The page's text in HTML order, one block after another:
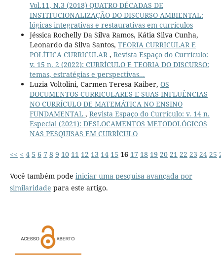
Vol.11, N.3 (2018) QUATRO DÉCADAS DE
INSTITUCIONALIZAÇÃO DO DISCURSO AMBIENTAL:
lógicas integrativas e restaurativas em currículos
Jéssica Rochelly Da Silva Ramos, Kátia Silva Cunha,
Leonardo da Silva Santos, TEORIA CURRICULAR E
POLÍTICA CURRICULAR, Revista Espaço do Currículo:
v. 15 n. 2 (2022): CURRÍCULO E TEORIA DO DISCURSO:
temas, estratégias e perspectivas...
Luzia Voltolini, Carmen Teresa Kaiber, OS
DOCUMENTOS CURRICULARES E SUAS INFLUÊNCIAS
NO CURRÍCULO DE MATEMÁTICA NO ENSINO
FUNDAMENTAL , Revista Espaço do Currículo: v. 14 n.
Especial (2021): DESLOCAMENTOS METODOLÓGICOS
NAS PESQUISAS EM CURRÍCULO
<< < 4 5 6 7 8 9 10 11 12 13 14 15 16 17 18 19 20 21 22 23 24 25
Você também pode iniciar uma pesquisa avançada por
similaridade para este artigo.